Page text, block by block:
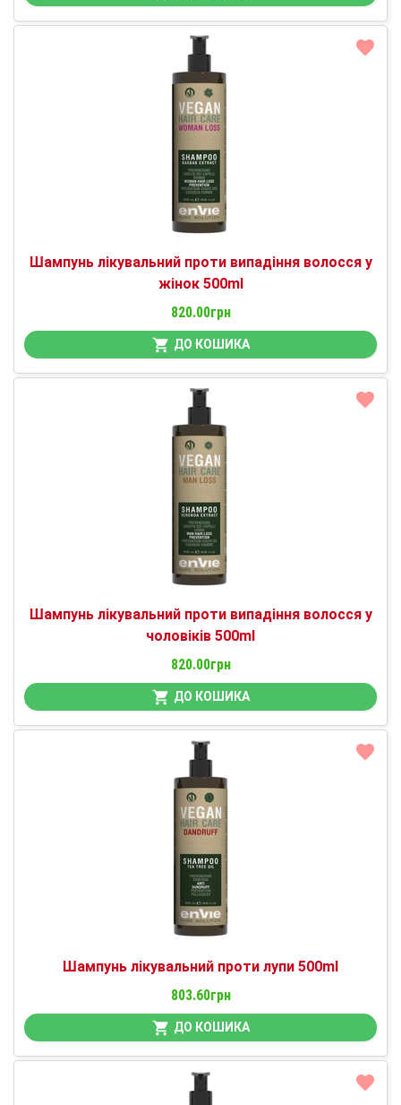
Шампунь лікувальний проти випадіння волосся у
жінок 500ml
820.00грн
ДО КОШИКА
Шампунь лікувальний проти випадіння волосся у
чоловіків 500ml
820.00грн
ДО КОШИКА
Шампунь лікувальний проти лупи 500ml
803.60грн
ДО КОШИКА